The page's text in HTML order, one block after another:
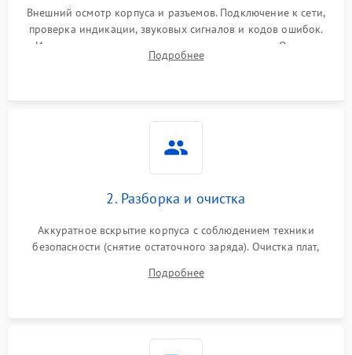
Внешний осмотр корпуса и разъемов. Подключение к сети,
проверка индикации, звуковых сигналов и кодов ошибок.
Измерение входного и выходного напряжения. Оценка
реакции ИБП на отключение основного питания без
Подробнее
2. Разборка и очистка
Аккуратное вскрытие корпуса с соблюдением техники
безопасности (снятие остаточного заряда). Очистка плат,
и кистей для предотвращения перегрева и замыканий.
Подробнее